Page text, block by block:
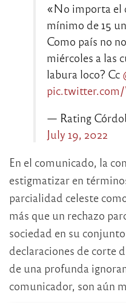
«No importa el
mínimo de 15
Como país no
miércoles a las
labura loco? Cc
— Rating
July 19, 2022
En el comunicado, la
estigmatizar en
parcialidad celeste
más que un rechazo
sociedad en su
declaraciones de corte
de una profunda
comunicador, son aún